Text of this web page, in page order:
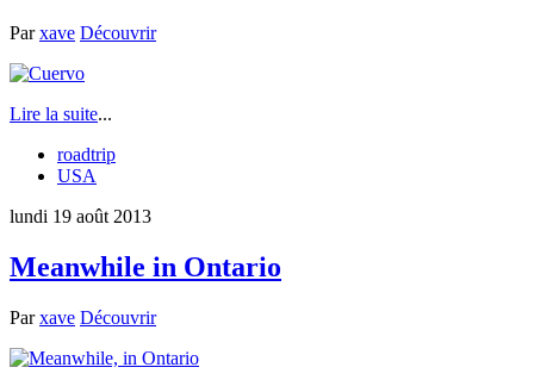
Parxave Découvrir
Lire la suite...
roadtrip
USA
lundi 19 août 2013
Meanwhile in Ontario
Parxave Découvrir